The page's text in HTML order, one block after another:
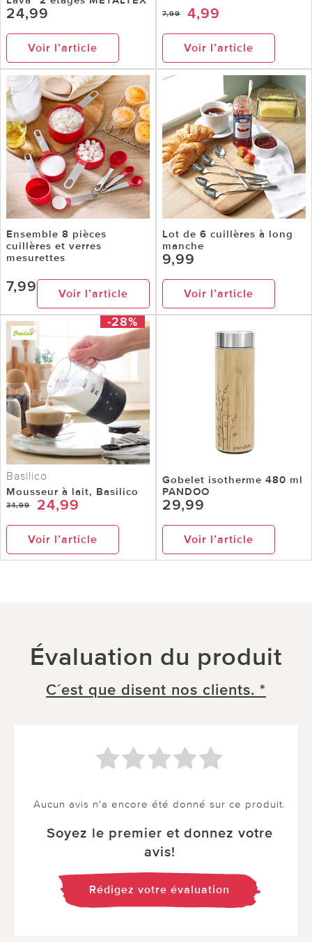
24,99
Voir l’article
7,99 4,99
Voir l’article
Ensemble 8 pièces
cuillères et verres
mesurettes
7,99 Voir l’article
Lot de 6 cuillères à long
manche
9,99
Voir l’article
-28%
Basilico
Mousseur à lait, Basilico
34,99 24,99
Voir l’article
Gobelet isotherme 480 ml
PANDOO
29,99
Voir l’article
Évaluation du produit
C´est que disent nos clients. *
Aucun avis n'a encore été donné sur ce produit.
Soyez le premier et donnez votre
avis!
Rédigez votre évaluation